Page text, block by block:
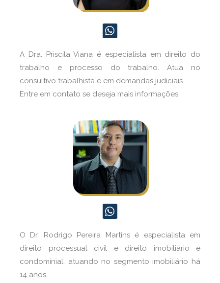
A Dra. Priscila Viana é especialista em direito do
trabalho e processo do trabalho. Atua no
consultivo trabalhista e em demandas judiciais.
Entre em contato se deseja mais informações.
O Dr. Rodrigo Pereira Martins é especialista em
direito processual civil e direito imobiliário e
condominial, atuando no segmento imobiliário há
14 anos.